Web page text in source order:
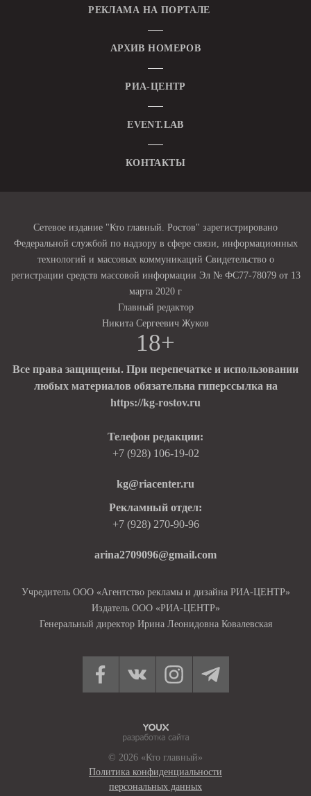
РЕКЛАМА НА ПОРТАЛЕ
АРХИВ НОМЕРОВ
РИА-ЦЕНТР
EVENT.LAB
КОНТАКТЫ
Сетевое издание "Кто главный. Ростов" зарегистрировано
Федеральной службой по надзору в сфере связи, информационных
технологий и массовых коммуникаций Свидетельство о
регистрации средств массовой информации Эл № ФС77-78079 от 13
марта 2020 г
Главный редактор
Никита Сергеевич Жуков
18+
Все права защищены. При перепечатке и использовании
любых материалов обязательна гиперссылка на
https://kg-rostov.ru
Телефон редакции:
+7 (928) 106-19-02
kg@riacenter.ru
Рекламный отдел:
+7 (928) 270-90-96
arina2709096@gmail.com
Учредитель ООО «Агентство рекламы и дизайна РИА-ЦЕНТР»
Издатель ООО «РИА-ЦЕНТР»
Генеральный директор Ирина Леонидовна Ковалевская
© 2026 «Кто главный»
Политика конфиденциальности
персональных данных